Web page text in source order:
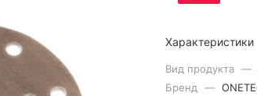
Характеристики
Вид продукта —
Бренд
—